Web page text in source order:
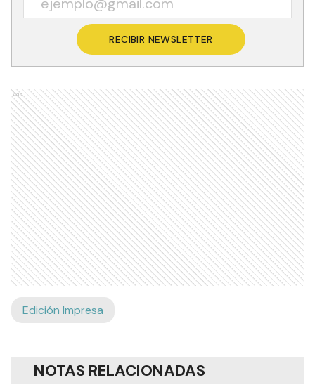
RECIBIR NEWSLETTER
Ads
Edición Impresa
NOTAS RELACIONADAS